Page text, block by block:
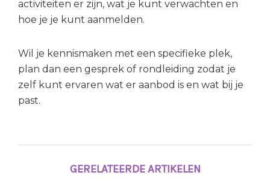
activiteiten er zijn, wat je kunt verwachten en
hoe je je kunt aanmelden.
Wil je kennismaken met een specifieke plek,
plan dan een gesprek of rondleiding zodat je
zelf kunt ervaren wat er aanbod is en wat bij je
past.
GERELATEERDE ARTIKELEN